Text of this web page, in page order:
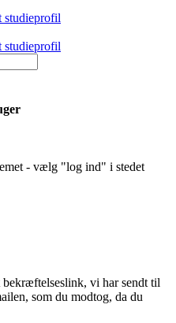
studieprofil
studieprofil
- vælg "log ind" i stedet
vi har sendt til
som du modtog, da du